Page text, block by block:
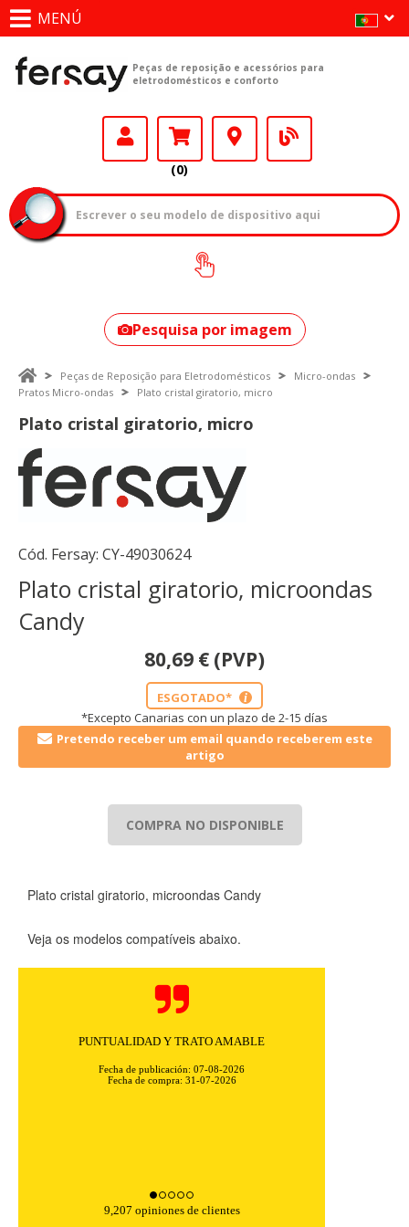
MENÚ
Peças de reposição e acessórios para
eletrodomésticos e conforto
(0)
Como encontrar
o seu modelo?
Pesquisa por imagem
Peças de Reposição para Eletrodomésticos
Micro-ondas
Pratos Micro-ondas
Plato cristal giratorio, micro
Plato cristal giratorio, micro
Cód. Fersay: CY-49030624
Plato cristal giratorio, microondas
Candy
80,69 € (PVP)
ESGOTADO* i
*Excepto Canarias con un plazo de 2-15 días
Pretendo receber um email quando receberem este
artigo
COMPRA NO DISPONIBLE
Plato cristal giratorio, microondas Candy
Veja os modelos compatíveis abaixo.
PUNTUALIDAD Y TRATO AMABLE
Fecha de publicación: 07-08-2026
Fecha de compra: 31-07-2026
9,207 opiniones de clientes